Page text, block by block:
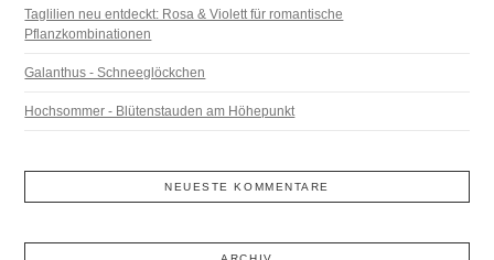
Taglilien neu entdeckt: Rosa & Violett für romantische
Pflanzkombinationen
Galanthus - Schneeglöckchen
Hochsommer - Blütenstauden am Höhepunkt
NEUESTE KOMMENTARE